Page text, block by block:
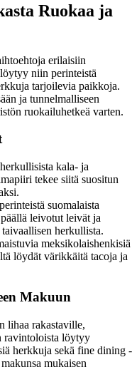
Ruokaa ja
erilaisiin
niin perinteistä
tarjoilevia paikkoja.
ja tunnelmalliseen
ruokailuhetkeä varten.
kala- ja
tekee siitä suositun
suomalaista
leivotut leivät ja
herkullista.
meksikolaishenkisiä
löydät värikkäitä tacoja ja
Makuun
lihaa rakastaville,
ravintoloista löytyy
herkkuja sekä fine dining -
mukaisen